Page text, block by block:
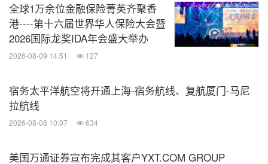
全球1万余位金融保险菁英齐聚香
港----第十六届世界华人保险大会暨
2026国际龙奖IDA年会盛大举办
2026-08-09 14:51 127
宿务太平洋航空将开通上海-宿务航线、复航厦门-马尼
拉航线
2026-08-08 10:07 634
美国万通证券宣布完成其客户YXT.COM GROUP